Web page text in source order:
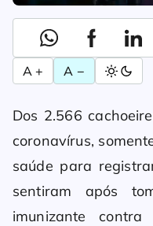
A + A −
Dos 2.566
coronavírus,
saúde para
sentiram após
imunizante